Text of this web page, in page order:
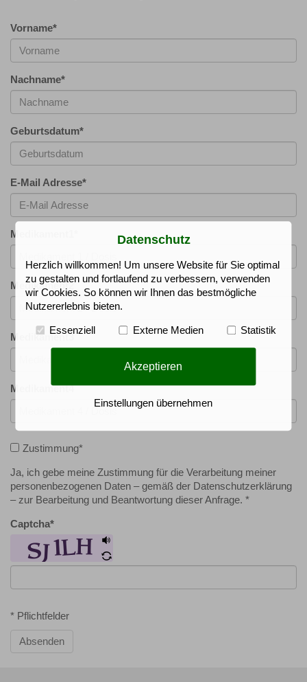
Vorname*
Nachname*
Geburtsdatum*
E-Mail Adresse*
Medikament1
Medikament2
Medikament3
Medikament4
Zustimmung*
Ja, ich gebe meine Zustimmung für die Verarbeitung meiner
personenbezogenen Daten – gemäß der Datenschutzerklärung
– zur Bearbeitung und Beantwortung dieser Anfrage. *
Captcha*
* Pflichtfelder
Absenden
Datenschutz
Herzlich willkommen! Um unsere Website für Sie optimal
zu gestalten und fortlaufend zu verbessern, verwenden
wir Cookies. So können wir Ihnen das bestmögliche
Nutzererlebnis bieten.
Essenziell Externe Medien Statistik
Akzeptieren
Einstellungen übernehmen